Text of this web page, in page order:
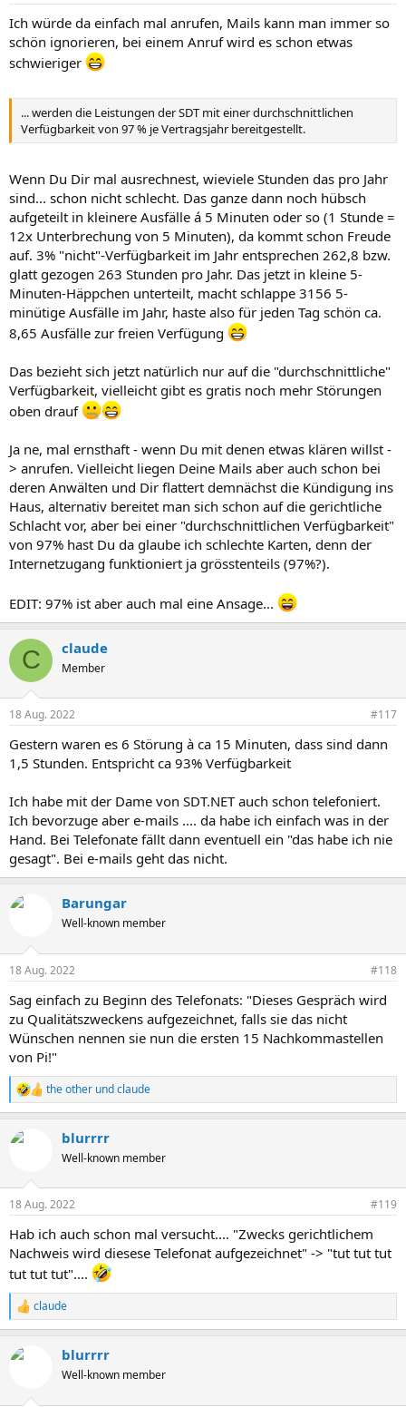
Ich würde da einfach mal anrufen, Mails kann man immer so
schön ignorieren, bei einem Anruf wird es schon etwas
schwieriger
... werden die Leistungen der SDT mit einer durchschnittlichen
Verfügbarkeit von 97 % je Vertragsjahr bereitgestellt.
Wenn Du Dir mal ausrechnest, wieviele Stunden das pro Jahr
sind... schon nicht schlecht. Das ganze dann noch hübsch
aufgeteilt in kleinere Ausfälle á 5 Minuten oder so (1 Stunde =
12x Unterbrechung von 5 Minuten), da kommt schon Freude
auf. 3% "nicht"-Verfügbarkeit im Jahr entsprechen 262,8 bzw.
glatt gezogen 263 Stunden pro Jahr. Das jetzt in kleine 5-
Minuten-Häppchen unterteilt, macht schlappe 3156 5-
minütige Ausfälle im Jahr, haste also für jeden Tag schön ca.
8,65 Ausfälle zur freien Verfügung
Das bezieht sich jetzt natürlich nur auf die "durchschnittliche"
Verfügbarkeit, vielleicht gibt es gratis noch mehr Störungen
oben drauf
Ja ne, mal ernsthaft - wenn Du mit denen etwas klären willst -
> anrufen. Vielleicht liegen Deine Mails aber auch schon bei
deren Anwälten und Dir flattert demnächst die Kündigung ins
Haus, alternativ bereitet man sich schon auf die gerichtliche
Schlacht vor, aber bei einer "durchschnittlichen Verfügbarkeit"
von 97% hast Du da glaube ich schlechte Karten, denn der
Internetzugang funktioniert ja grösstenteils (97%?).
EDIT: 97% ist aber auch mal eine Ansage...
C claude
Member
18 Aug. 2022 #117
Gestern waren es 6 Störung à ca 15 Minuten, dass sind dann
1,5 Stunden. Entspricht ca 93% Verfügbarkeit
Ich habe mit der Dame von SDT.NET auch schon telefoniert.
Ich bevorzuge aber e-mails .... da habe ich einfach was in der
Hand. Bei Telefonate fällt dann eventuell ein "das habe ich nie
gesagt". Bei e-mails geht das nicht.
Barungar
Well-known member
18 Aug. 2022 #118
Sag einfach zu Beginn des Telefonats: "Dieses Gespräch wird
zu Qualitätszweckens aufgezeichnet, falls sie das nicht
Wünschen nennen sie nun die ersten 15 Nachkommastellen
von Pi!"
R
e
k
e
:
the other undclaude
blurrrr
Well-known member
18 Aug. 2022 #119
Hab ich auch schon mal versucht.... "Zwecks gerichtlichem
Nachweis wird diesese Telefonat aufgezeichnet" -> "tut tut tut
tut tut tut"....
R
e
k
claude
blurrrr
Well-known member